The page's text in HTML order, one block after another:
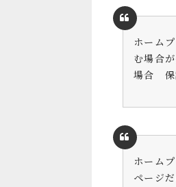
ホーム
む場合
場合 保
ホーム
ページ